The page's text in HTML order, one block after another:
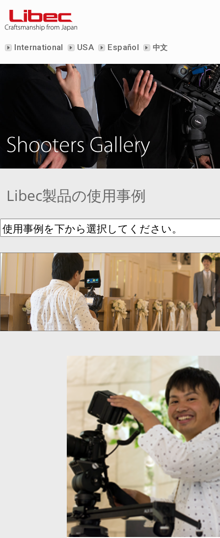
International USA Español 中文
Libec製品の使用事例